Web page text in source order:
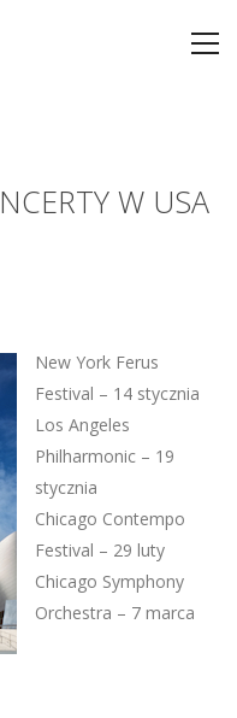
W USA
New York Ferus
Festival – 14 stycznia
Los Angeles
Philharmonic – 19
stycznia
Chicago Contempo
Festival – 29 luty
Chicago Symphony
Orchestra – 7 marca